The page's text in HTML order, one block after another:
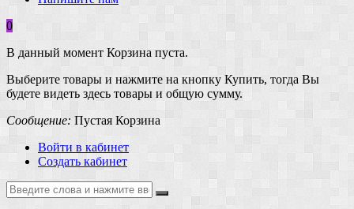
0
В данный момент Корзина пуста.
Выберите товары и нажмите на кнопку Купить, тогда Вы
будете видеть здесь товары и общую сумму.
Сообщение: Пустая Корзина
Войти в кабинет
Создать кабинет